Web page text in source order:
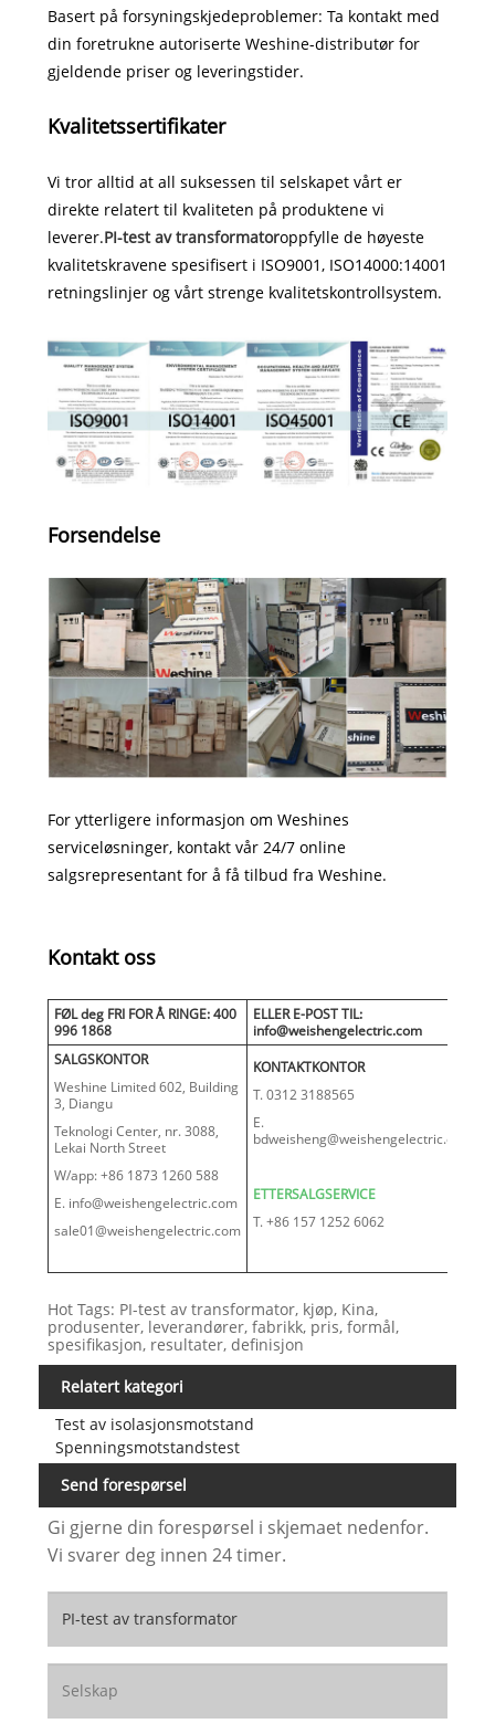
Basert på forsyningskjedeproblemer: Ta kontakt med
din foretrukne autoriserte Weshine-distributør for
gjeldende priser og leveringstider.
Kvalitetssertifikater
Vi tror alltid at all suksessen til selskapet vårt er
direkte relatert til kvaliteten på produktene vi
leverer.PI-test av transformatoroppfylle de høyeste
kvalitetskravene spesifisert i ISO9001, ISO14000:14001
retningslinjer og vårt strenge kvalitetskontrollsystem.
Forsendelse
For ytterligere informasjon om Weshines
serviceløsninger, kontakt vår 24/7 online
salgsrepresentant for å få tilbud fra Weshine.
Kontakt oss
FØL deg FRI FOR Å RINGE: 400
996 1868
ELLER E-POST TIL:
info@weishengelectric.com
SALGSKONTOR
Weshine Limited 602, Building
3, Diangu
Teknologi Center, nr. 3088,
Lekai North Street
W/app: +86 1873 1260 588
E. info@weishengelectric.com
sale01@weishengelectric.com
KONTAKTKONTOR
T. 0312 3188565
E.
bdweisheng@weishengelectric.com
ETTERSALGSERVICE
T. +86 157 1252 6062
Hot Tags: PI-test av transformator, kjøp, Kina,
produsenter, leverandører, fabrikk, pris, formål,
spesifikasjon, resultater, definisjon
Relatert kategori
Test av isolasjonsmotstand
Spenningsmotstandstest
Send forespørsel
Gi gjerne din forespørsel i skjemaet nedenfor.
Vi svarer deg innen 24 timer.